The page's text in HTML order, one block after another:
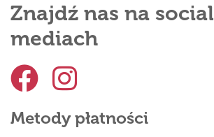
Znajdź nas na social
mediach
Metody płatności